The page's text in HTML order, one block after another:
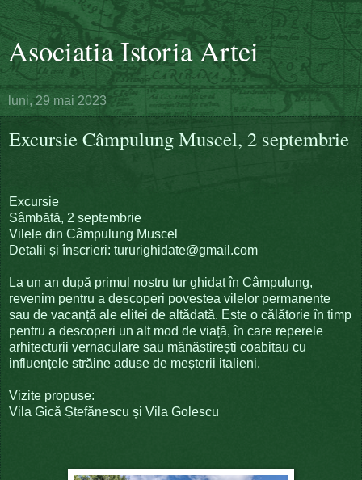
Asociatia Istoria Artei
luni, 29 mai 2023
Excursie Câmpulung Muscel, 2 septembrie
Excursie
Sâmbătă, 2 septembrie
Vilele din Câmpulung Muscel
Detalii și înscrieri: tururighidate@gmail.com
La un an după primul nostru tur ghidat în Câmpulung,
revenim pentru a descoperi povestea vilelor permanente
sau de vacanță ale elitei de altădată. Este o călătorie în timp
pentru a descoperi un alt mod de viață, în care reperele
arhitecturii vernaculare sau mănăstirești coabitau cu
influențele străine aduse de meșterii italieni.
Vizite propuse:
Vila Gică Ștefănescu și Vila Golescu